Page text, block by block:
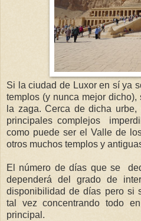
Si la ciudad de Luxor en sí ya
templos (y nunca mejor
la zaga. Cerca de dicha
principales complejos
como puede ser el Valle de
otros muchos templos y
El número de días que se
dependerá del grado de
disponibilidad de días pero si
tal vez concentrando todo
principal.